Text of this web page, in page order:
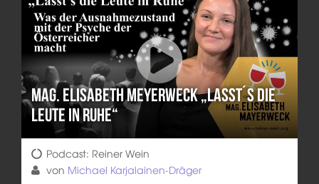
Mag. Elisabeth Meyerweck „Lasst´s die
Leute in Ruhe“
Podcast: Reiner Wein
von Michael Karjalainen-Dräger